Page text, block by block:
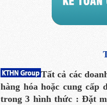
Tất cả các
hàng hóa hoặc cung cấp
trong 3 hình thức : Đặt